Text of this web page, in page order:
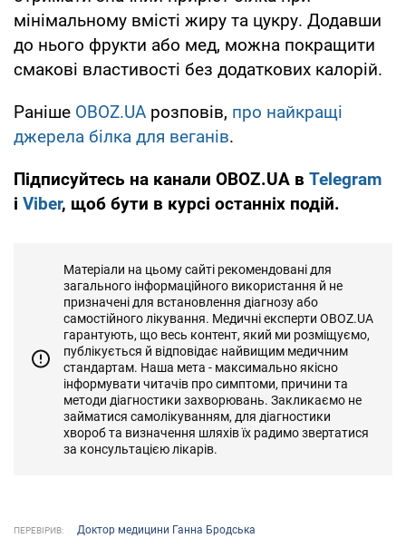
мінімальному вмісті жиру та цукру. Додавши
до нього фрукти або мед, можна покращити
смакові властивості без додаткових калорій.
Раніше OBOZ.UA розповів, про найкращі
джерела білка для веганів.
Підписуйтесь на канали OBOZ.UA в Telegram
і Viber, щоб бути в курсі останніх подій.
Матеріали на цьому сайті рекомендовані для
загального інформаційного використання й не
призначені для встановлення діагнозу або
самостійного лікування. Медичні експерти OBOZ.UA
гарантують, що весь контент, який ми розміщуємо,
публікується й відповідає найвищим медичним
стандартам. Наша мета - максимально якісно
інформувати читачів про симптоми, причини та
методи діагностики захворювань. Закликаємо не
займатися самолікуванням, для діагностики
хвороб та визначення шляхів їх радимо звертатися
за консультацією лікарів.
ПЕРЕВІРИВ: Доктор медицини Ганна Бродська